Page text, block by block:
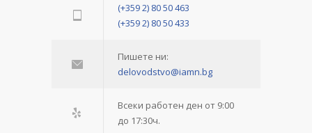
(+359 2) 80 50 463
(+359 2) 80 50 433
Пишете ни:
delovodstvo@iamn.bg
Всеки работен ден от 9:00
до 17:30ч.